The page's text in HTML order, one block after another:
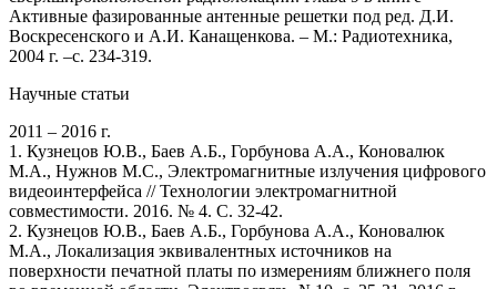
Активные фазированные антенные решетки под ред. Д.И.
Воскресенского и А.И. Канащенкова. – М.: Радиотехника,
2004 г. –с. 234-319.
Научные статьи
2011 – 2016 г.
1. Кузнецов Ю.В., Баев А.Б., Горбунова А.А., Коновалюк
М.А., Нужнов М.С., Электромагнитные излучения цифрового
видеоинтерфейса // Технологии электромагнитной
совместимости. 2016. № 4. С. 32-42.
2. Кузнецов Ю.В., Баев А.Б., Горбунова А.А., Коновалюк
М.А., Локализация эквивалентных источников на
поверхности печатной платы по измерениям ближнего поля